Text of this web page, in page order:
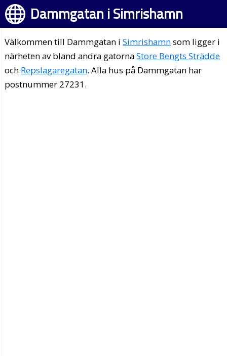
Dammgatan i Simrishamn
Välkommen till Dammgatan iSimrishamnsom ligger i
närheten av bland andra gatornaStore Bengts Strädde
och Repslagaregatan. Alla hus på Dammgatan har
postnummer 27231.